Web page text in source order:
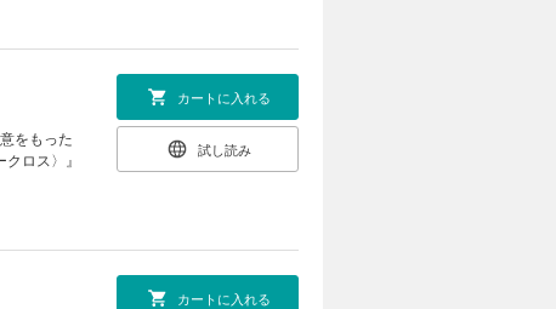
をもった
ロス〉』
カートに入れる
試し読み
カートに入れる